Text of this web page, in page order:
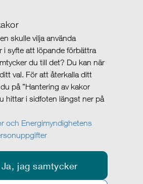
skulle vilja använda
i syfte att löpande förbättra
du till det? Du kan när
val. För att återkalla ditt
på ”Hantering av kakor
hittar i sidfoten längst ner på
och Energimyndighetens
Ja, jag samtycker